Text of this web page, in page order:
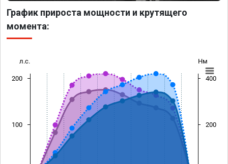
График прироста мощности и крутящего
момента:
л.с. Нм
100
200
200
400